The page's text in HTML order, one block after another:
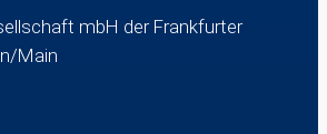
mbH der Frankfurter
Main